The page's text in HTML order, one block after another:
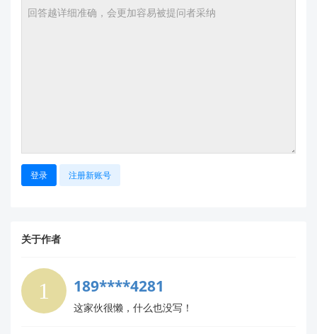
BufferID(n)
数据完整性问题：
建议解决方案
参考文档中的图4-10流程：“主控下载一个指纹特征
登录 注册新账号
关于作者
189****4281
这家伙很懒，什么也没写！